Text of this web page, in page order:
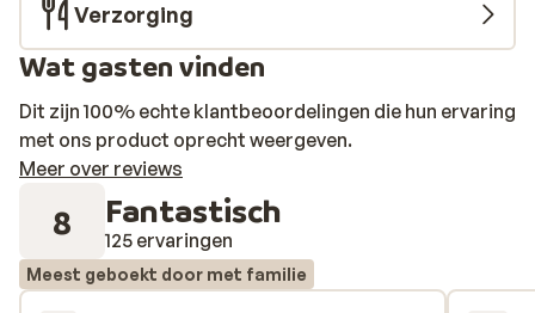
Verzorging
Wat gasten vinden
Dit zijn 100% echte klantbeoordelingen die hun ervaring
met ons product oprecht weergeven.
Meer over reviews
8 Fantastisch
125 ervaringen
Meest geboekt door met familie